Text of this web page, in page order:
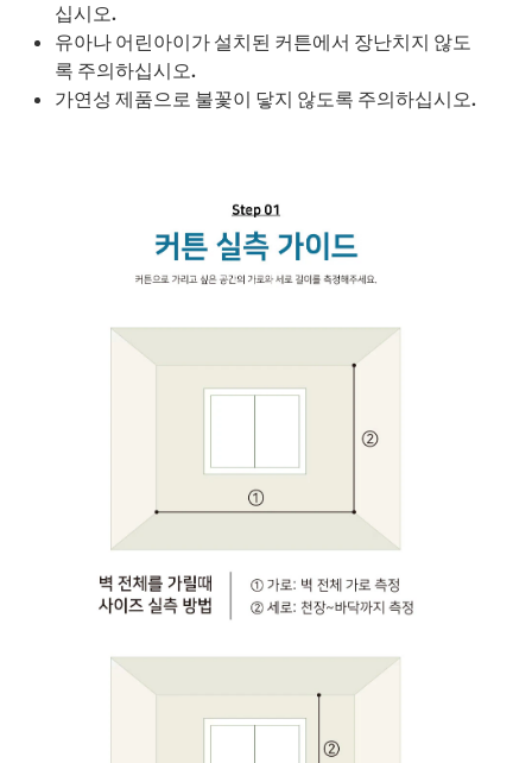
십시오.
유아나 어린아이가 설치된 커튼에서 장난치지 않도
록 주의하십시오.
가연성 제품으로 불꽃이 닿지 않도록 주의하십시오.